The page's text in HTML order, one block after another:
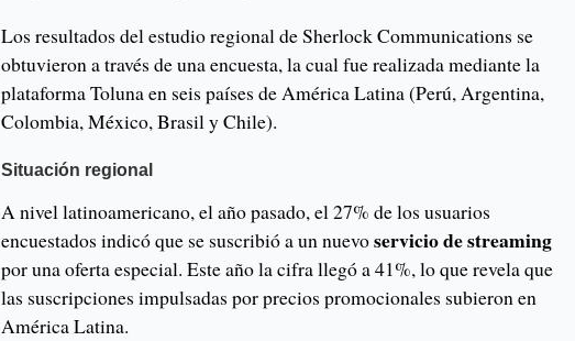
Los resultados del estudio regional de Sherlock Communications se
obtuvieron a través de una encuesta, la cual fue realizada mediante la
plataforma Toluna en seis países de América Latina (Perú, Argentina,
Colombia, México, Brasil y Chile).
Situación regional
A nivel latinoamericano, el año pasado, el 27% de los usuarios
encuestados indicó que se suscribió a un nuevoservicio de streaming
por una oferta especial. Este año la cifra llegó a 41%, lo que revela que
las suscripciones impulsadas por precios promocionales subieron en
América Latina.